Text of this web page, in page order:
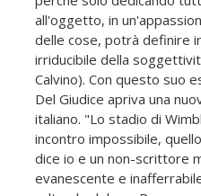
all'oggetto, in
delle cose, potrà definire
irriducibile della
Calvino). Con questo suo
Del Giudice apriva una
italiano. "Lo stadio di
incontro impossibile,
dice io e un non-scrittore
evanescente e